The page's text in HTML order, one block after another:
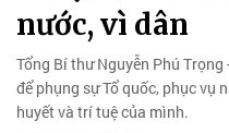
nước, vì dân
Tổng Bí thư Nguyễn Phú
để phụng sự Tổ quốc, phục vụ
huyết và trí tuệ của mình.